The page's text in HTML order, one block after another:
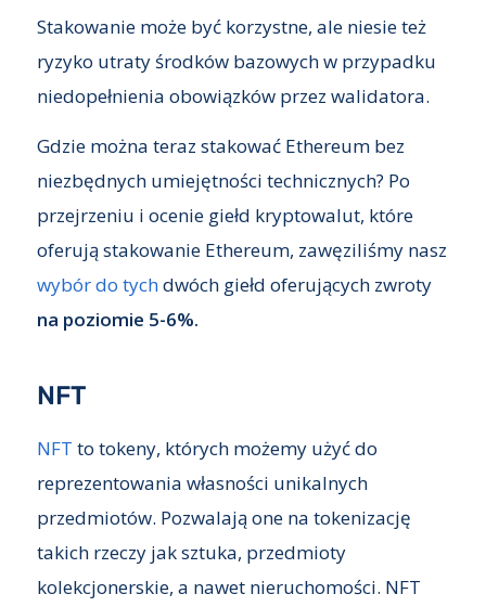
Stakowanie może być korzystne, ale niesie też
ryzyko utraty środków bazowych w przypadku
niedopełnienia obowiązków przez walidatora.
Gdzie można teraz stakować Ethereum bez
niezbędnych umiejętności technicznych? Po
przejrzeniu i ocenie giełd kryptowalut, które
oferują stakowanie Ethereum, zawęziliśmy nasz
wybór do tychdwóch giełd oferujących zwroty
na poziomie 5-6%.
NFT
NFT to tokeny, których możemy użyć do
reprezentowania własności unikalnych
przedmiotów. Pozwalają one na tokenizację
takich rzeczy jak sztuka, przedmioty
kolekcjonerskie, a nawet nieruchomości. NFT